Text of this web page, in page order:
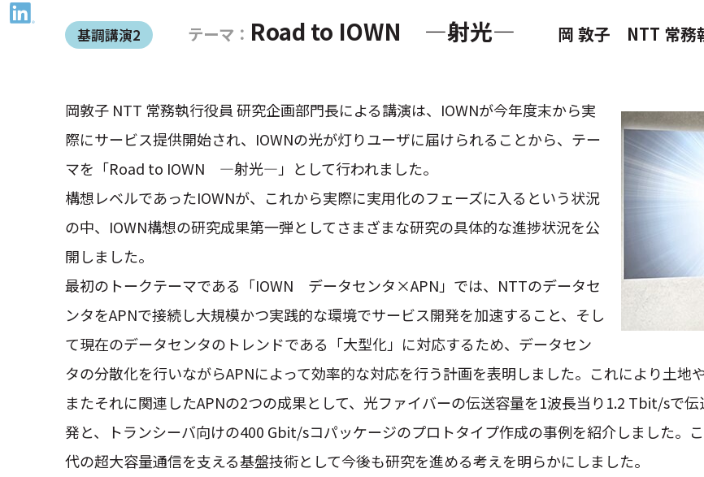
基調講演2 テーマ： Road to IOWN ―射光― 岡 敦子 NTT 常務
岡敦子 NTT 常務執行役員 研究企画部門長による講演は、IOWNが今年度末から実
際にサービス提供開始され、IOWNの光が灯りユーザに届けられることから、テー
マを「Road to IOWN ―射光―」として行われました。
構想レベルであったIOWNが、これから実際に実用化のフェーズに入るという状況
の中、IOWN構想の研究成果第一弾としてさまざまな研究の具体的な進捗状況を公
開しました。
最初のトークテーマである「IOWN データセンタ×APN」では、NTTのデータセ
ンタをAPNで接続し大規模かつ実践的な環境でサービス開発を加速すること、そし
て現在のデータセンタのトレンドである「大型化」に対応するため、データセン
タの分散化を行いながらAPNによって効率的な対応を行う計画を表明しました。これにより土地
またそれに関連したAPNの2つの成果として、光ファイバーの伝送容量を1波長当り1.2 Tbit/sで
発と、トランシーバ向けの400 Gbit/sコパッケージのプロトタイプ作成の事例を紹介しました。
代の超大容量通信を支える基盤技術として今後も研究を進める考えを明らかにしました。